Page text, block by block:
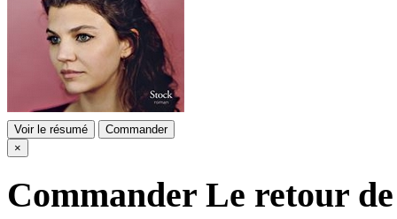
Voir le résumé
Commander
×
Commander Le retour